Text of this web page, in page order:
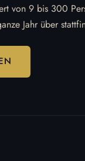
von 9 bis 300
Jahr über